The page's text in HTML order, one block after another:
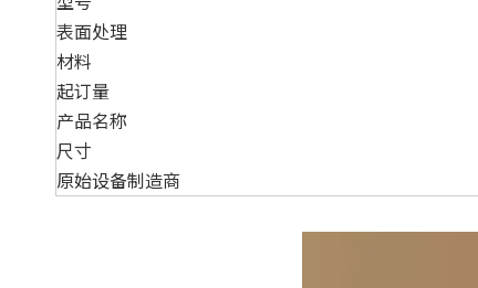
表面处理
材料
起订量
产品名称
尺寸
原始设备制造商